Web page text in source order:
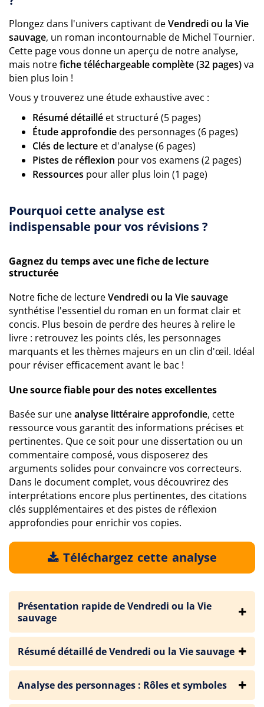
Plongez dans l'univers captivant deVendredi ou la Vie
sauvage, un roman incontournable de Michel Tournier.
Cette page vous donne un aperçu de notre analyse,
mais notrefiche téléchargeable complète (32 pages)va
bien plus loin !
Vous y trouverez une étude exhaustive avec :
Résumé détaillé et structuré (5 pages)
Étude approfondiedes personnages (6 pages)
Clés de lecture et d'analyse (6 pages)
Pistes de réflexion pour vos examens (2 pages)
Ressources pour aller plus loin (1 page)
Pourquoi cette analyse est
indispensable pour vos révisions ?
Gagnez du temps avec une fiche de lecture
structurée
Notre fiche de lectureVendredi ou la Vie sauvage
synthétise l'essentiel du roman en un format clair et
concis. Plus besoin de perdre des heures à relire le
livre : retrouvez les points clés, les personnages
marquants et les thèmes majeurs en un clin d'œil. Idéal
pour réviser efficacement avant le bac !
Une source fiable pour des notes excellentes
Basée sur uneanalyse littéraire approfondie, cette
ressource vous garantit des informations précises et
pertinentes. Que ce soit pour une dissertation ou un
commentaire composé, vous disposerez des
arguments solides pour convaincre vos correcteurs.
Dans le document complet, vous découvrirez des
interprétations encore plus pertinentes, des citations
clés supplémentaires et des pistes de réflexion
approfondies pour enrichir vos copies.
Téléchargez cette analyse
Présentation rapide de Vendredi ou la Vie
sauvage
Résumé détaillé de Vendredi ou la Vie sauvage
Analyse des personnages : Rôles et symboles